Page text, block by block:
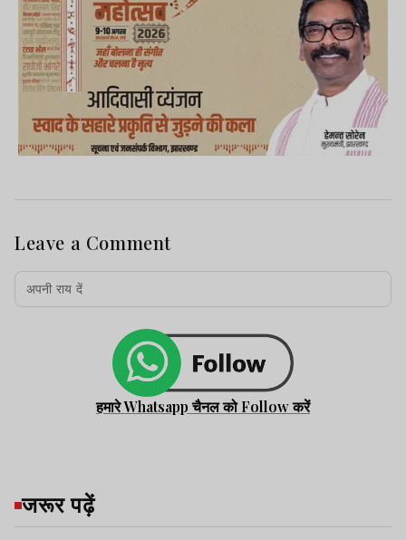
Leave a Comment
हमारे Whatsapp चैनल को Follow करें
जरूर पढ़ें